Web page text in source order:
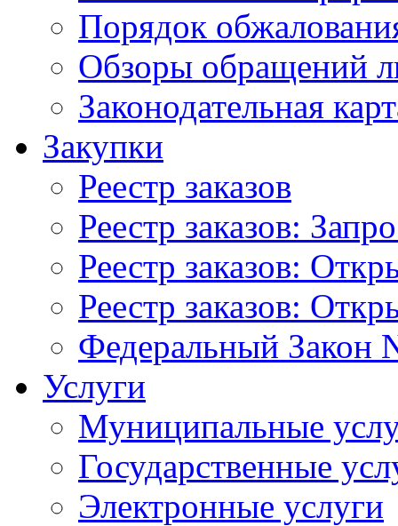
Порядок
Обзоры обращений
Законодательная
Закупки
Реестр заказов
Реестр заказов:
Реестр заказов:
Реестр заказов:
Федеральный Закон
Услуги
Муниципальные
Государственные
Электронные услуги